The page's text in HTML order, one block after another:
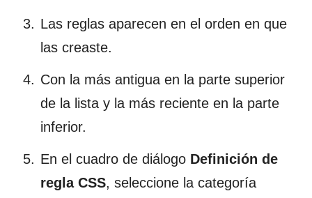
Las reglas aparecen en el orden en que
las creaste.
Con la más antigua en la parte superior
de la lista y la más reciente en la parte
inferior.
En el cuadro de diálogo Definición de
regla CSS, seleccione la categoría